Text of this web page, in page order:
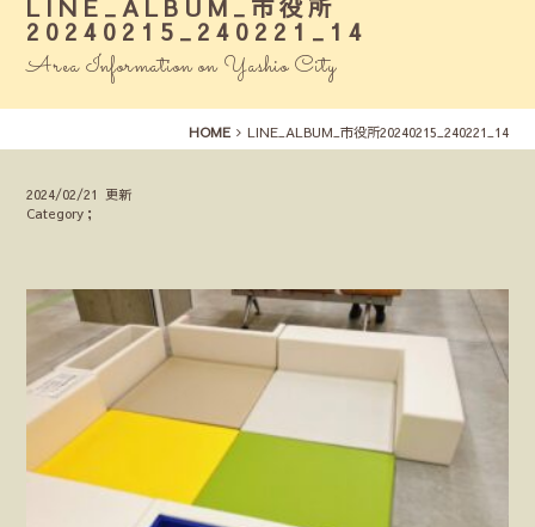
LINE_ALBUM_市役所
20240215_240221_14
Area Information on Yashio City
HOME LINE_ALBUM_市役所20240215_240221_14
2024/02/21 更新
Category；